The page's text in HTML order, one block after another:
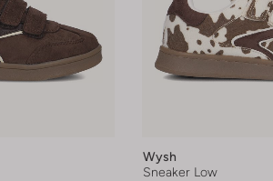
Wysh
Sneaker Low